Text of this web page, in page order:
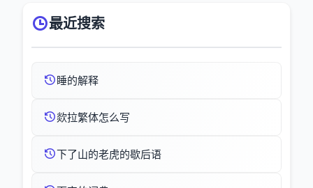
最近搜索
睡的解释
欻拉繁体怎么写
下了山的老虎的歇后语